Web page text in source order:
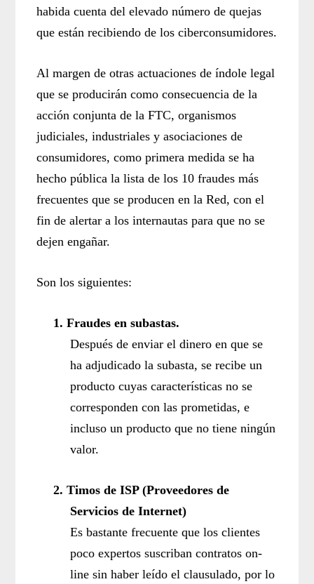
habida cuenta del elevado número de quejas
que están recibiendo de los ciberconsumidores.
Al margen de otras actuaciones de índole legal
que se producirán como consecuencia de la
acción conjunta de la FTC, organismos
judiciales, industriales y asociaciones de
consumidores, como primera medida se ha
hecho pública la lista de los 10 fraudes más
frecuentes que se producen en la Red, con el
fin de alertar a los internautas para que no se
dejen engañar.
Son los siguientes:
1. Fraudes en subastas.
Después de enviar el dinero en que se
ha adjudicado la subasta, se recibe un
producto cuyas características no se
corresponden con las prometidas, e
incluso un producto que no tiene ningún
valor.
2. Timos de ISP (Proveedores de
Servicios de Internet)
Es bastante frecuente que los clientes
poco expertos suscriban contratos on-
line sin haber leído el clausulado, por lo